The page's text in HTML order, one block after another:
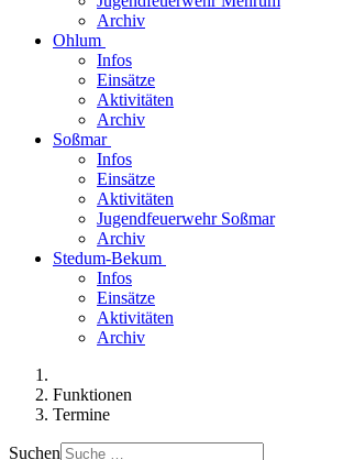
Archiv
Ohlum
Infos
Einsätze
Aktivitäten
Archiv
Soßmar
Infos
Einsätze
Aktivitäten
Jugendfeuerwehr Soßmar
Archiv
Stedum-Bekum
Infos
Einsätze
Aktivitäten
Archiv
Funktionen
Termine
Suchen